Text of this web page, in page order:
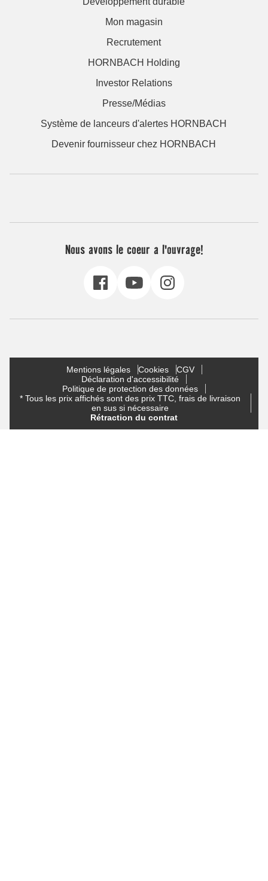
Mon magasin
Recrutement
HORNBACH Holding
Investor Relations
Presse/Médias
Système de lanceurs d'alertes HORNBACH
Devenir fournisseur chez HORNBACH
Nous avons le coeur a l'ouvrage!
Mentions légales Cookies
CGV
Déclaration d'accessibilité
Politique de protection des données
* Tous les prix affichés sont des prix TTC, frais de livraison
en sus si nécessaire
Rétraction du contrat